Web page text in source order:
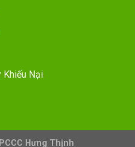
Khiếu Nại
PCCC Hưng Thịnh